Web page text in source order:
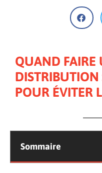
QUAND FAIRE
DISTRIBUTION
POUR ÉVITER
Sommaire